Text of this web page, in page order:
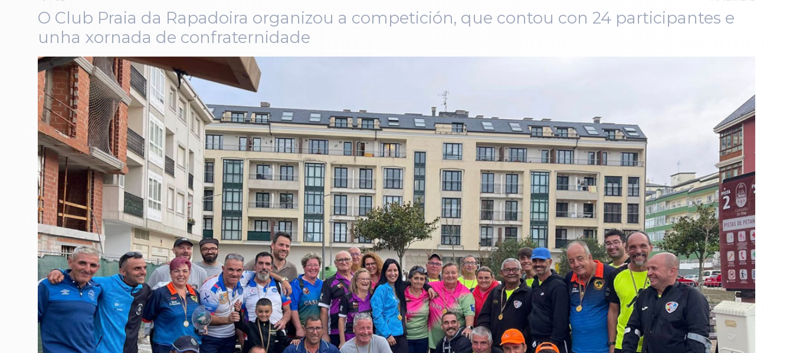
O Club Praia da Rapadoira organizou a competición, que contou con 24 participantes e
unha xornada de confraternidade